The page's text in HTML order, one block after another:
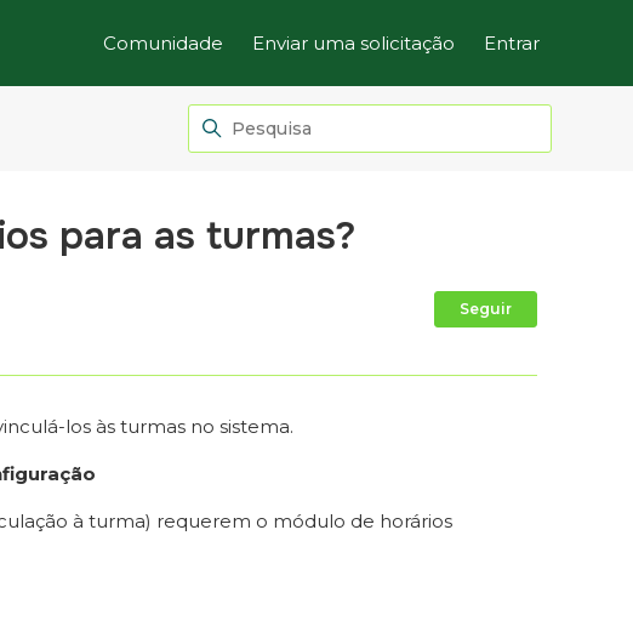
Comunidade Enviar uma solicitação Entrar
para as turmas?
Seguir
los às turmas no sistema.
à turma) requerem o módulo de horários